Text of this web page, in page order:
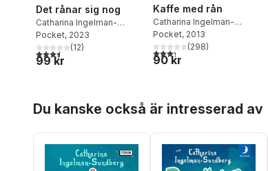
Det rånar sig nog
Catharina Ingelman-
Sundberg
Pocket, 2023
3,5utav 5 stjärnor. Totalt antal röster:
(12)
99 kr
Kaffe med rån
Catharina Ingelman-
Sundberg
Pocket, 2013
3,3utav 5 stjärnor. Totalt
(298)
90 kr
Du kanske också är intresserad av